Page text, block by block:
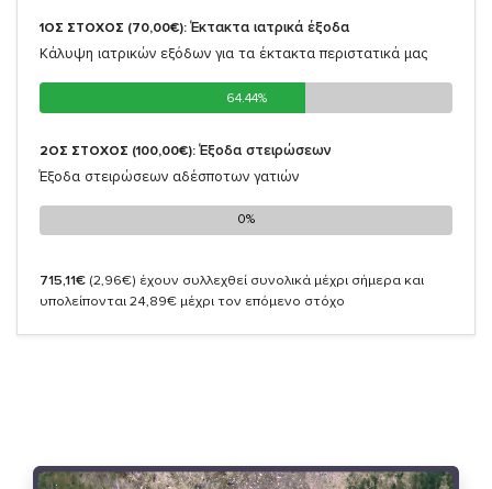
1ΟΣ ΣΤΟΧΟΣ (70,00€): Έκτακτα ιατρικά έξοδα
Κάλυψη ιατρικών εξόδων για τα έκτακτα περιστατικά μας
64.44%
64.44%
2ΟΣ ΣΤΟΧΟΣ (100,00€): Έξοδα στειρώσεων
Έξοδα στειρώσεων αδέσποτων γατιών
0%
0%
715,11€ (2,96€) έχουν συλλεχθεί συνολικά μέχρι σήμερα και
υπολείπονται 24,89€ μέχρι τον επόμενο στόχο